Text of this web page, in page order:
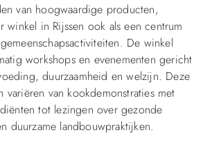
van hoogwaardige producten,
winkel in Rijssen ook als een centrum
De winkel
workshops en evenementen gericht
duurzaamheid en welzijn. Deze
variëren van kookdemonstraties met
tot lezingen over gezonde
duurzame landbouwpraktijken.